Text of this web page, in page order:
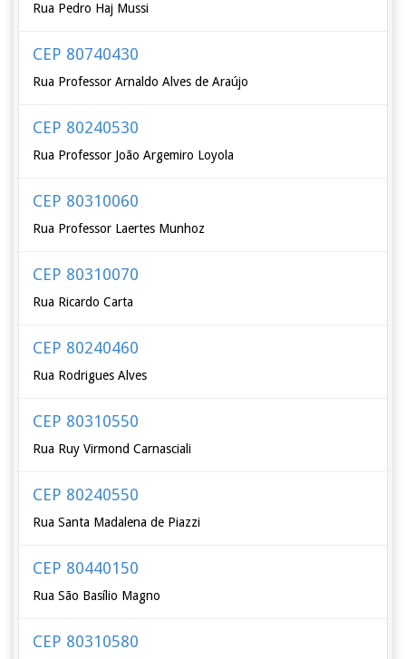
Rua Pedro Haj Mussi
CEP 80740430
Rua Professor Arnaldo Alves de Araújo
CEP 80240530
Rua Professor João Argemiro Loyola
CEP 80310060
Rua Professor Laertes Munhoz
CEP 80310070
Rua Ricardo Carta
CEP 80240460
Rua Rodrigues Alves
CEP 80310550
Rua Ruy Virmond Carnasciali
CEP 80240550
Rua Santa Madalena de Piazzi
CEP 80440150
Rua São Basílio Magno
CEP 80310580